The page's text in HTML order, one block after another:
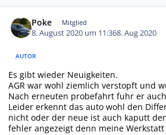
Poke Mitglied
8. August 2020 um 11:368. Aug 2020
AUTOR
Es gibt wieder Neuigkeiten.
AGR war wohl ziemlich verstopft und
Nach erneuten probefahrt fuhr er
Leider erkennt das auto wohl den
nicht oder der neue ist auch kaputt
fehler angezeigt denn meine